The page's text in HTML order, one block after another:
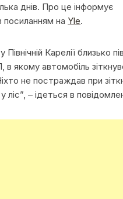
днів. Про це інформує
посиланням на Yle.
Північній Карелії близько
якому автомобіль
не постраждав при
ліс”, – ідеться в